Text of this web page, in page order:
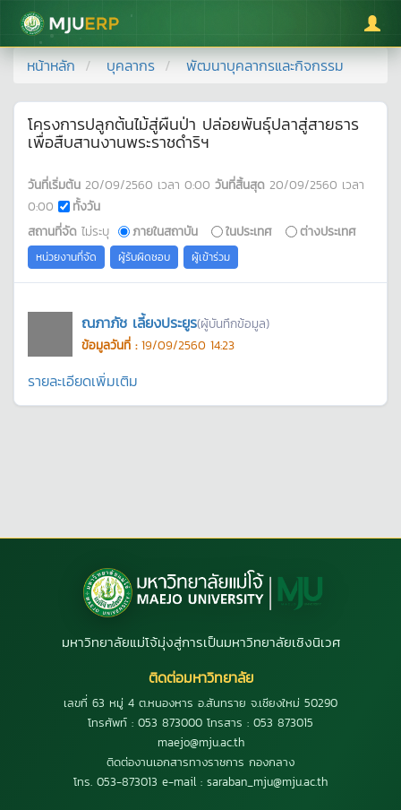
มหาวิทยาลัยแม่โจ้
หน้าหลัก บุคลากร พัฒนาบุคลากรและกิจกรรม
โครงการปลูกต้นไม้สู่ผืนป่า ปล่อยพันธุ์ปลาสู่สายธาร
เพื่อสืบสานงานพระราชดำริฯ
วันที่เริ่มต้น 20/09/2560 เวลา 0:00 วันที่สิ้นสุด 20/09/2560 เวลา
0:00
ทั้งวัน
สถานที่จัด ไม่ระบุ ภายในสถาบัน ในประเทศ ต่างประเทศ
หน่วยงานที่จัด ผู้รับผิดชอบ ผู้เข้าร่วม
ณภาภัช เลี้ยงประยูร(ผู้บันทึกข้อมูล)
ข้อมูลวันที่ : 19/09/2560 14:23
รายละเอียดเพิ่มเติม
มหาวิทยาลัยแม่โจ้มุ่งสู่การเป็นมหาวิทยาลัยเชิงนิเวศ
ติดต่อมหาวิทยาลัย
เลขที่ 63 หมู่ 4 ต.หนองหาร อ.สันทราย จ.เชียงใหม่ 50290
โทรศัพท์ : 053 873000 โทรสาร : 053 873015
maejo@mju.ac.th
ติดต่องานเอกสารทางราชการ กองกลาง
โทร. 053-873013 e-mail : saraban_mju@mju.ac.th